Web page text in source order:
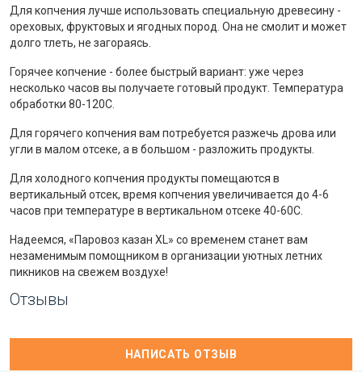
Для копчения лучше использовать специальную древесину -
ореховых, фруктовых и ягодных пород. Она не смолит и может
долго тлеть, не загораясь.
Горячее копчение - более быстрый вариант: уже через
несколько часов вы получаете готовый продукт. Температура
обработки 80-120С.
Для горячего копчения вам потребуется разжечь дрова или
угли в малом отсеке, а в большом - разложить продукты.
Для холодного копчения продукты помещаются в
вертикальный отсек, время копчения увеличивается до 4-6
часов при температуре в вертикальном отсеке 40-60С.
Надеемся, «Паровоз казан XL» со временем станет вам
незаменимым помощником в организации уютных летних
пикников на свежем воздухе!
Отзывы
НАПИСАТЬ ОТЗЫВ